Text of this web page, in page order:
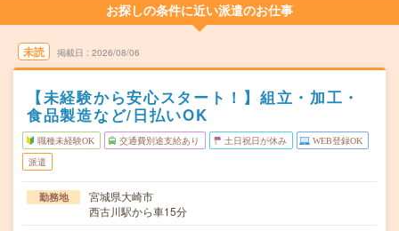
お探しの条件に近い派遣のお仕事
未読 掲載日 2026/08/06
【未経験から安心スタート！】組立・加工・
食品製造など/日払いOK
職種未経験OK 交通費別途支給あり 土日祝日が休み WEB登録OK
派遣
勤務地
宮城県大崎市
西古川駅から車15分